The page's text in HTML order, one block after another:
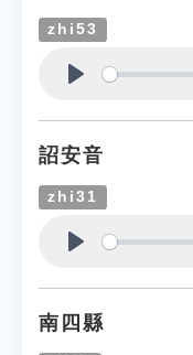
zhi53
詔安音
zhi31
南四縣